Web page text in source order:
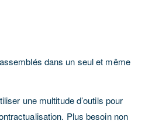
dans un seul et même
une multitude d’outils pour
Plus besoin non